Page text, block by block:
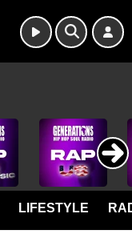
LIFESTYLE